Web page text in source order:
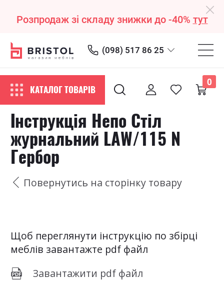
Розпродаж зі складу знижки до -40% тут
(098) 517 86 25
КАТАЛОГ ТОВАРІВ
0
Інструкція Непо Стіл
журнальний LAW/115 N
Гербор
Повернутись на сторінку товару
Щоб переглянути інструкцію по збірці
меблів завантажте pdf файл
Завантажити pdf файл